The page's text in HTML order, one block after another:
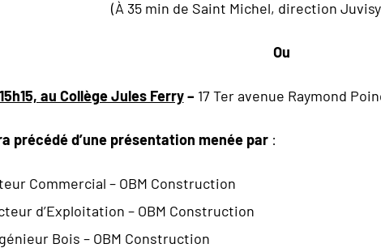
(À 35 min de Saint Michel, direction
Ou
au Collège Jules Ferry– 17 Ter avenue Raymond
précédé d’une présentation menée par :
Commercial – OBM Construction
d’Exploitation – OBM Construction
Bois – OBM Construction